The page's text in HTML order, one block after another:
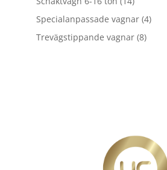
produkter
Specialanpassade vagnar 44
Trevägstippande vagnar 88